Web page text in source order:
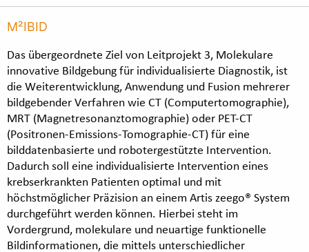
M²IBID
Das übergeordnete Ziel von Leitprojekt 3, Molekulare
innovative Bildgebung für individualisierte Diagnostik, ist
die Weiterentwicklung, Anwendung und Fusion mehrerer
bildgebender Verfahren wie CT (Computertomographie),
MRT (Magnetresonanztomographie) oder PET-CT
(Positronen-Emissions-Tomographie-CT) für eine
bilddatenbasierte und robotergestützte Intervention.
Dadurch soll eine individualisierte Intervention eines
krebserkrankten Patienten optimal und mit
höchstmöglicher Präzision an einem Artis zeego® System
durchgeführt werden können. Hierbei steht im
Vordergrund, molekulare und neuartige funktionelle
Bildinformationen, die mittels unterschiedlicher